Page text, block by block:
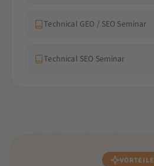
Technical GEO / SEO Seminar
Technical SEO Seminar
VORTEILE